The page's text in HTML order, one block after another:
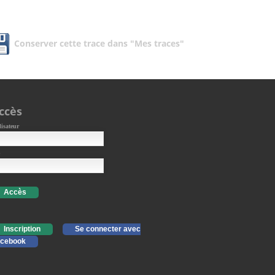
Conserver cette trace dans "Mes traces"
Accès
Inscription
Se connecter avec